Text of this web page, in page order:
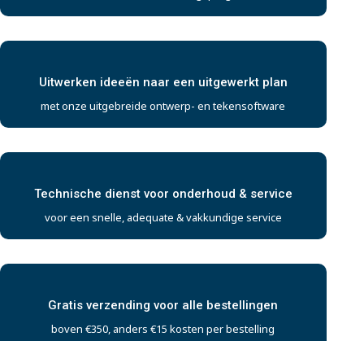
Uitwerken ideeën naar een uitgewerkt plan
met onze uitgebreide ontwerp- en tekensoftware
Technische dienst voor onderhoud & service
voor een snelle, adequate & vakkundige service
Gratis verzending voor alle bestellingen
boven €350, anders €15 kosten per bestelling